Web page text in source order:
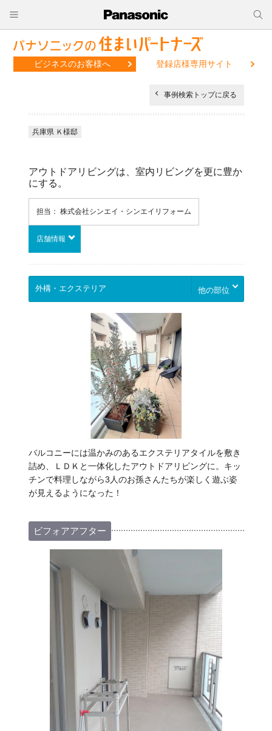
ビジネスのお客様へ 登録店様専用サイト
事例検索トップに戻る
兵庫県 Ｋ様邸
アウトドアリビングは、室内リビングを更に豊か
にする。
担当： 株式会社シンエイ・シンエイリフォーム
店舗情報
他の部位
バルコニーには温かみのあるエクステリアタイルを敷き
詰め、ＬＤＫと一体化したアウトドアリビングに。キッ
チンで料理しながら3人のお孫さんたちが楽しく遊ぶ姿
が見えるようになった！
ビフォアアフター